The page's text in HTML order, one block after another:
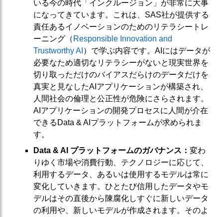
いる今の時代「インクルージョン」が非常に大事
になってきています。これは、SAS社が提供する
責任あるイノベーションのためのリテラシートレ
ーニング（ Responsible Innovation and
Trustworthy AI ）で学ぶ内容です。AIにはデータが
必要なため適切なリテラシーがないと現実世界を
切り取っただけのバイアスだらけのデータだけを
真実と見なしたAIアプリケーションが構築され、
人間社会の倫理と公正性が危険にさらされます。
AIアプリケーションの開発プロセスに人間が介在
できるData & AIプラットフォームが求められま
す。
Data & AI プラットフォームのガバナンス： 変わ
りゆく市場や消費行動、テクノロジーに応じて、
利用するデータ、あるいは使用するモデルは常に
変化していきます。ひとたび信用したデータやモ
デルはその直後から陳腐化しすぐに新しいデータ
の利用や、新しいモデルが作成されます。そのよ